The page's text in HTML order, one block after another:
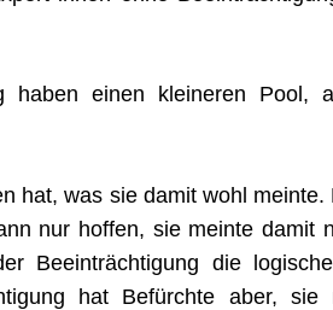
haben einen kleineren Pool,
hat, was sie damit wohl
nur hoffen, sie meinte damit
Beeinträchtigung die
hat Befürchte aber, sie